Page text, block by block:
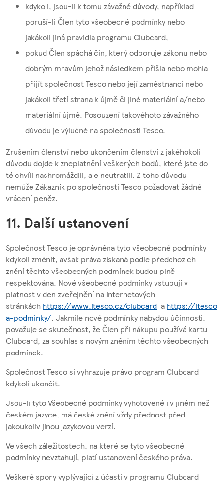
kdykoli, jsou-li k tomu závažné důvody, například
poruší-li Člen tyto všeobecné podmínky nebo
jakákoli jiná pravidla programu Clubcard,
pokud Člen spáchá čin, který odporuje zákonu nebo
dobrým mravům jehož následkem přišla nebo mohla
přijít společnost Tesco nebo její zaměstnanci nebo
jakákoli třetí strana k újmě či jiné materiální a/nebo
materiální újmě. Posouzení takovéhoto závažného
důvodu je výlučně na společnosti Tesco.
Zrušením členství nebo ukončením členství z jakéhokoli
důvodu dojde k zneplatnění veškerých bodů, které jste do
té chvíli nashromáždili, ale neutratili. Z toho důvodu
nemůže Zákazník po společnosti Tesco požadovat žádné
vrácení peněz.
11. Další ustanovení
Společnost Tesco je oprávněna tyto všeobecné podmínky
kdykoli změnit, avšak práva získaná podle předchozích
znění těchto všeobecných podmínek budou plně
respektována. Nové všeobecné podmínky vstupují v
platnost v den zveřejnění na internetových
stránkách https://www.itesco.cz/clubcard a https://
a-podminky/. Jakmile nové podmínky nabydou účinnosti,
považuje se skutečnost, že Člen při nákupu používá kartu
Clubcard, za souhlas s novým zněním těchto všeobecných
podmínek.
Společnost Tesco si vyhrazuje právo program Clubcard
kdykoli ukončit.
Jsou-li tyto Všeobecné podmínky vyhotovené i v jiném než
českém jazyce, má české znění vždy přednost před
jakoukoliv jinou jazykovou verzí.
Ve všech záležitostech, na které se tyto všeobecné
podmínky nevztahují, platí ustanovení českého práva.
Veškeré spory vyplývající z účasti v programu Clubcard